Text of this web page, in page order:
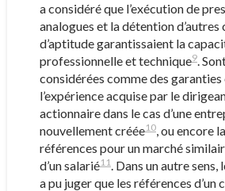
a considéré que l’exécution de
analogues et la détention
d’aptitude garantissaient la
professionnelle et technique9.
considérées comme des
l’expérience acquise par le
actionnaire dans le cas d’une
nouvellement créée10, ou encore
références pour un marché
d’un salarié11. Dans un autre sens,
a pu juger que les références d’un